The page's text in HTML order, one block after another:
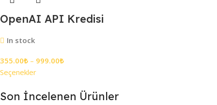
OpenAI API Kredisi
In stock
355.00₺ – 999.00₺
Seçenekler
Son İncelenen Ürünler